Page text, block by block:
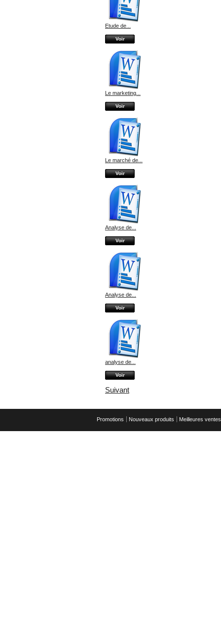
Etude de...
Voir
Le marketing...
Voir
Le marché de...
Voir
Analyse de...
Voir
Analyse de...
Voir
analyse de...
Voir
Suivant
Promotions Nouveaux produits Meilleures ventes